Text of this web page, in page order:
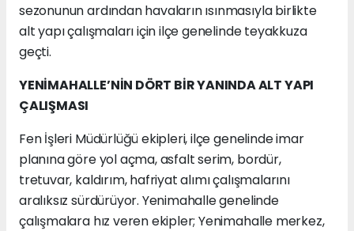
sezonunun ardından havaların ısınmasıyla birlikte
alt yapı çalışmaları için ilçe genelinde teyakkuza
geçti.
YENİMAHALLE’NİN DÖRT BİR YANINDA ALT YAPI
ÇALIŞMASI
Fen İşleri Müdürlüğü ekipleri, ilçe genelinde imar
planına göre yol açma, asfalt serim, bordür,
tretuvar, kaldırım, hafriyat alımı çalışmalarını
aralıksız sürdürüyor. Yenimahalle genelinde
çalışmalara hız veren ekipler; Yenimahalle merkez,